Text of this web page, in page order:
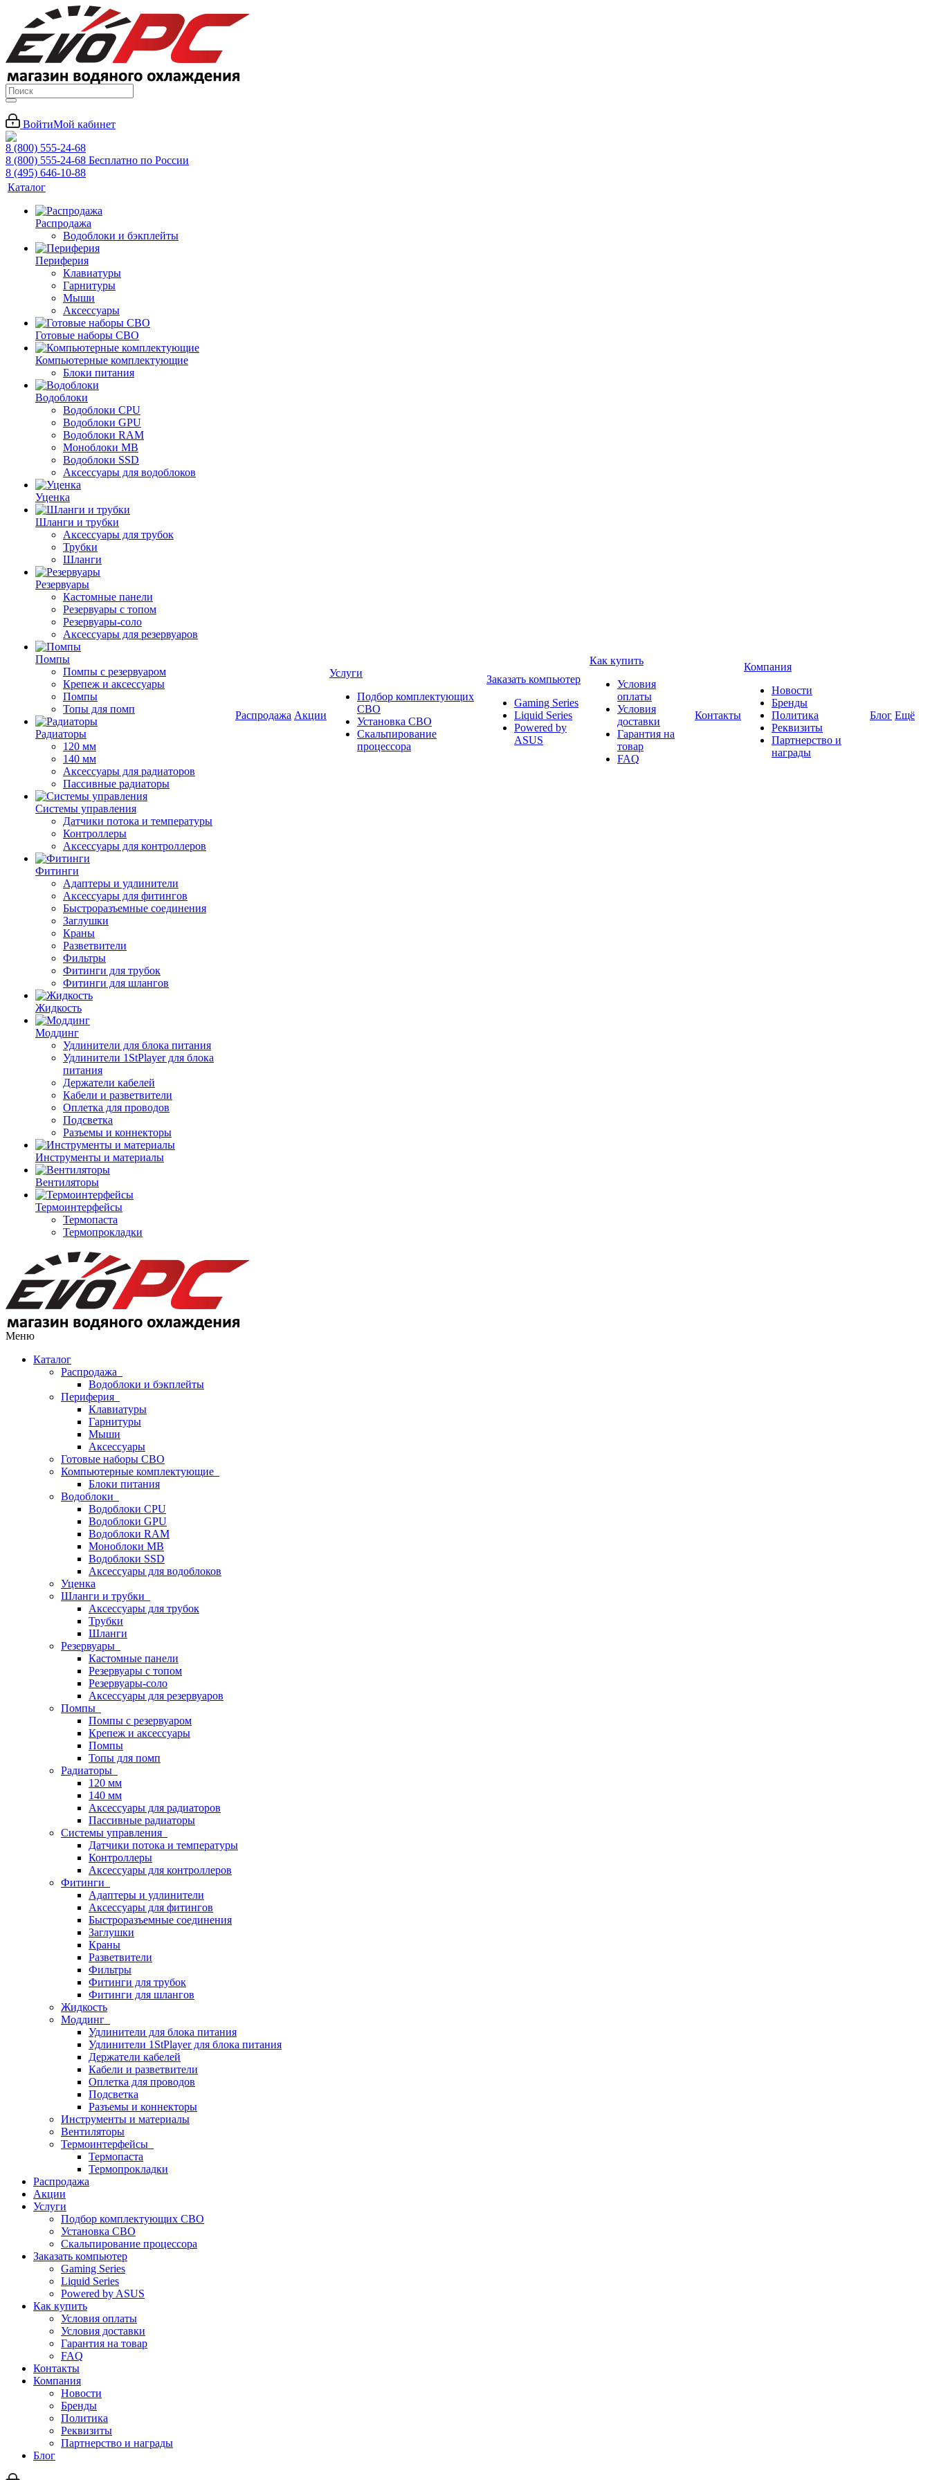
ВойтиМой кабинет
8 (800) 555-24-68
8 (800) 555-24-68 Бесплатно по России
8 (495) 646-10-88
Каталог
Распродажа
Водоблоки и бэкплейты
Периферия
Клавиатуры
Гарнитуры
Мыши
Аксессуары
Готовые наборы СВО
Компьютерные комплектующие
Блоки питания
Водоблоки
Водоблоки CPU
Водоблоки GPU
Водоблоки RAM
Моноблоки MB
Водоблоки SSD
Аксессуары для водоблоков
Уценка
Шланги и трубки
Аксессуары для трубок
Трубки
Шланги
Резервуары
Кастомные панели
Резервуары с топом
Резервуары-соло
Аксессуары для резервуаров
Помпы
Помпы с резервуаром
Крепеж и аксессуары
Помпы
Топы для помп
Радиаторы
120 мм
140 мм
Аксессуары для радиаторов
Пассивные радиаторы
Системы управления
Датчики потока и температуры
Контроллеры
Аксессуары для контроллеров
Фитинги
Адаптеры и удлинители
Аксессуары для фитингов
Быстроразъемные соединения
Заглушки
Краны
Разветвители
Фильтры
Фитинги для трубок
Фитинги для шлангов
Жидкость
Моддинг
Удлинители для блока питания
Удлинители 1StPlayer для блока
питания
Держатели кабелей
Кабели и разветвители
Оплетка для проводов
Подсветка
Разъемы и коннекторы
Инструменты и материалы
Вентиляторы
Термоинтерфейсы
Термопаста
Термопрокладки
Распродажа Акции
Услуги
Подбор комплектующих
СВО
Установка СВО
Скальпирование
процессора
Заказать компьютер
Gaming Series
Liquid Series
Powered by
ASUS
Как купить
Условия
оплаты
Условия
доставки
Гарантия на
товар
FAQ
Контакты
Компания
Новости
Бренды
Политика
Реквизиты
Партнерство и
награды
Блог Ещё
Меню
Каталог
Распродажа
Водоблоки и бэкплейты
Периферия
Клавиатуры
Гарнитуры
Мыши
Аксессуары
Готовые наборы СВО
Компьютерные комплектующие
Блоки питания
Водоблоки
Водоблоки CPU
Водоблоки GPU
Водоблоки RAM
Моноблоки MB
Водоблоки SSD
Аксессуары для водоблоков
Уценка
Шланги и трубки
Аксессуары для трубок
Трубки
Шланги
Резервуары
Кастомные панели
Резервуары с топом
Резервуары-соло
Аксессуары для резервуаров
Помпы
Помпы с резервуаром
Крепеж и аксессуары
Помпы
Топы для помп
Радиаторы
120 мм
140 мм
Аксессуары для радиаторов
Пассивные радиаторы
Системы управления
Датчики потока и температуры
Контроллеры
Аксессуары для контроллеров
Фитинги
Адаптеры и удлинители
Аксессуары для фитингов
Быстроразъемные соединения
Заглушки
Краны
Разветвители
Фильтры
Фитинги для трубок
Фитинги для шлангов
Жидкость
Моддинг
Удлинители для блока питания
Удлинители 1StPlayer для блока питания
Держатели кабелей
Кабели и разветвители
Оплетка для проводов
Подсветка
Разъемы и коннекторы
Инструменты и материалы
Вентиляторы
Термоинтерфейсы
Термопаста
Термопрокладки
Распродажа
Акции
Услуги
Подбор комплектующих СВО
Установка СВО
Скальпирование процессора
Заказать компьютер
Gaming Series
Liquid Series
Powered by ASUS
Как купить
Условия оплаты
Условия доставки
Гарантия на товар
FAQ
Контакты
Компания
Новости
Бренды
Политика
Реквизиты
Партнерство и награды
Блог